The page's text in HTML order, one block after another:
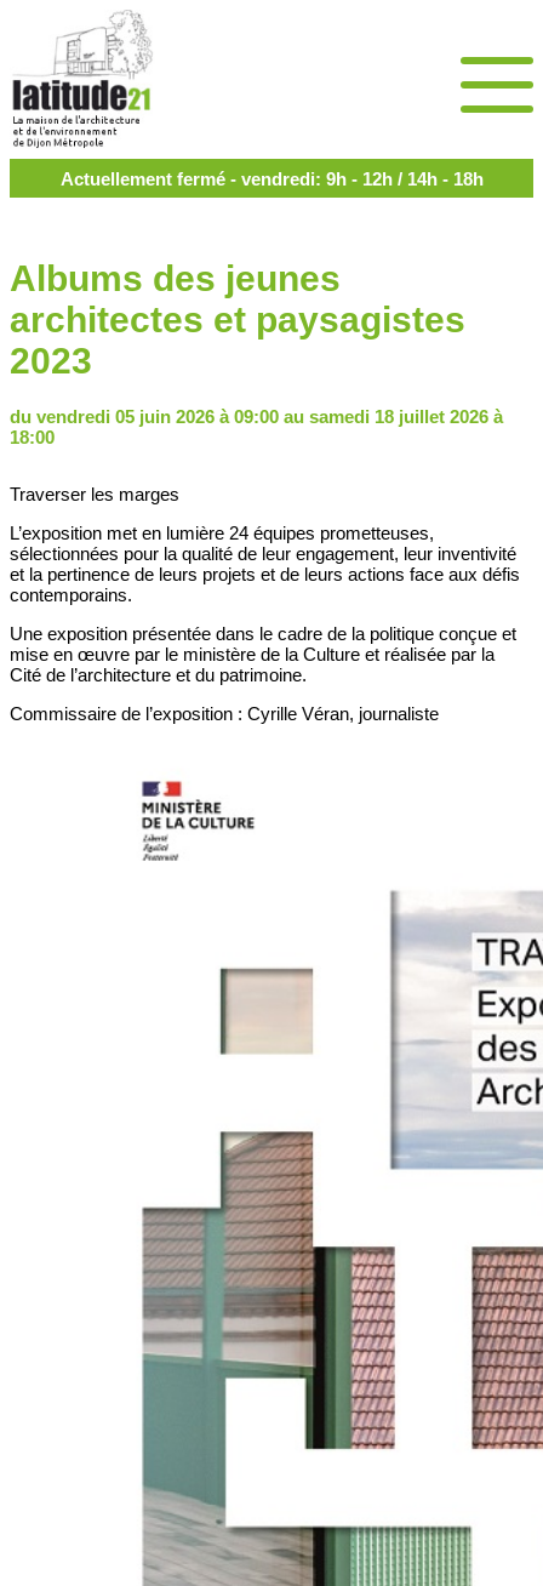
Actuellement fermé - vendredi: 9h - 12h / 14h - 18h
Albums des jeunes
architectes et paysagistes
2023
du vendredi 05 juin 2026 à 09:00 au samedi 18 juillet 2026 à
18:00
Traverser les marges
L’exposition met en lumière 24 équipes prometteuses,
sélectionnées pour la qualité de leur engagement, leur inventivité
et la pertinence de leurs projets et de leurs actions face aux défis
contemporains.
Une exposition présentée dans le cadre de la politique conçue et
mise en œuvre par le ministère de la Culture et réalisée par la
Cité de l’architecture et du patrimoine.
Commissaire de l’exposition : Cyrille Véran, journaliste